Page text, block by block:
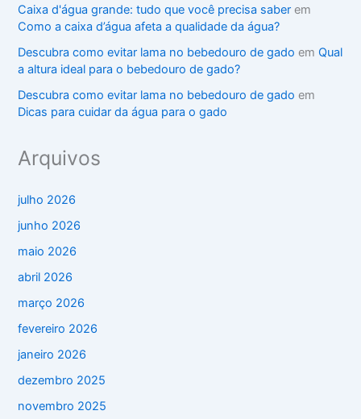
Caixa d'água grande: tudo que você precisa saber em
Como a caixa d’água afeta a qualidade da água?
Descubra como evitar lama no bebedouro de gado em Qual
a altura ideal para o bebedouro de gado?
Descubra como evitar lama no bebedouro de gado em
Dicas para cuidar da água para o gado
Arquivos
julho 2026
junho 2026
maio 2026
abril 2026
março 2026
fevereiro 2026
janeiro 2026
dezembro 2025
novembro 2025